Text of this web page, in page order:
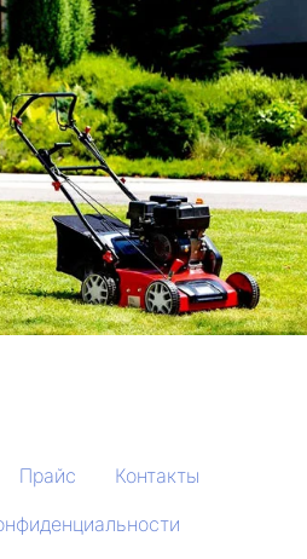
Прайс
Контакты